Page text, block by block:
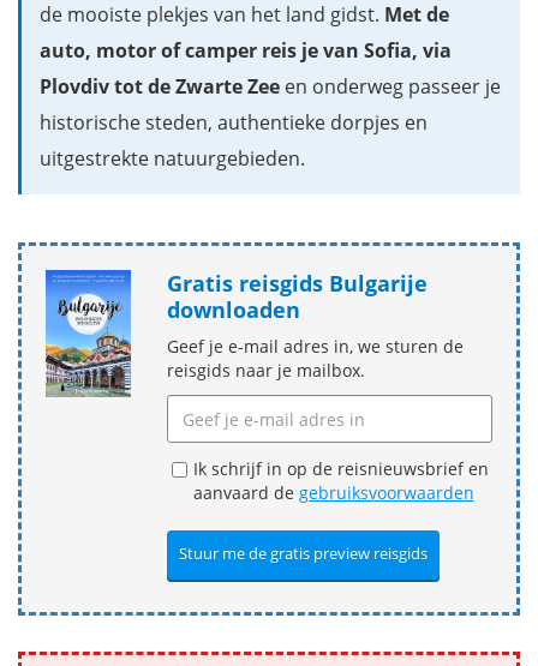
de mooiste plekjes van het land gidst. Met de
auto, motor of camper reis je van Sofia, via
Plovdiv tot de Zwarte Zee en onderweg passeer je
historische steden, authentieke dorpjes en
uitgestrekte natuurgebieden.
Gratis reisgids Bulgarije
downloaden
Geef je e-mail adres in, we sturen de
reisgids naar je mailbox.
Ik schrijf in op de reisnieuwsbrief en
aanvaard de gebruiksvoorwaarden